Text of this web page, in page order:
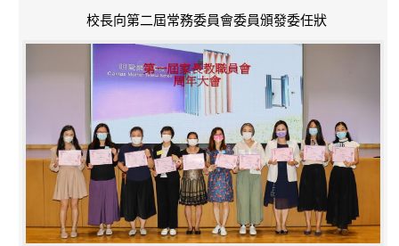
校長向第二屆常務委員會委員頒發委任狀